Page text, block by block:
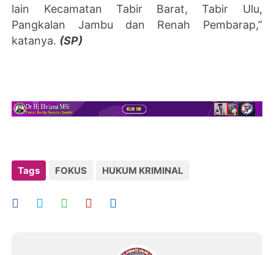
lain Kecamatan Tabir Barat, Tabir Ulu,
Pangkalan Jambu dan Renah Pembarap,”
katanya. (SP)
Tags FOKUS HUKUM KRIMINAL